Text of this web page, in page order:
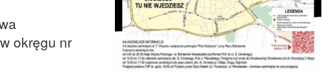
okręgu nr